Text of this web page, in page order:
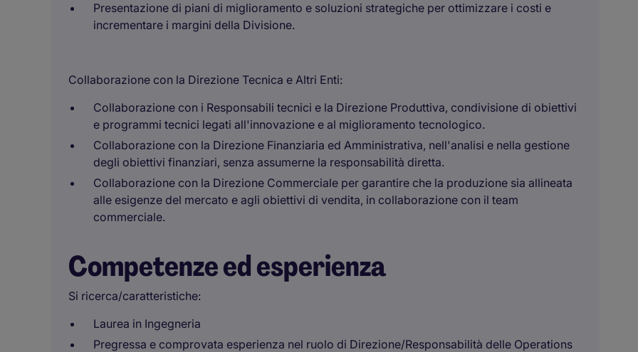
Presentazione di piani di miglioramento e soluzioni strategiche per ottimizzare i costi e
incrementare i margini della Divisione.
Collaborazione con la Direzione Tecnica e Altri Enti:
Collaborazione con i Responsabili tecnici e la Direzione Produttiva, condivisione di obiettivi
e programmi tecnici legati all'innovazione e al miglioramento tecnologico.
Collaborazione con la Direzione Finanziaria ed Amministrativa, nell'analisi e nella gestione
degli obiettivi finanziari, senza assumerne la responsabilità diretta.
Collaborazione con la Direzione Commerciale per garantire che la produzione sia allineata
alle esigenze del mercato e agli obiettivi di vendita, in collaborazione con il team
commerciale.
Competenze ed esperienza
Si ricerca/caratteristiche:
Laurea in Ingegneria
Pregressa e comprovata esperienza nel ruolo di Direzione/Responsabilità delle Operations